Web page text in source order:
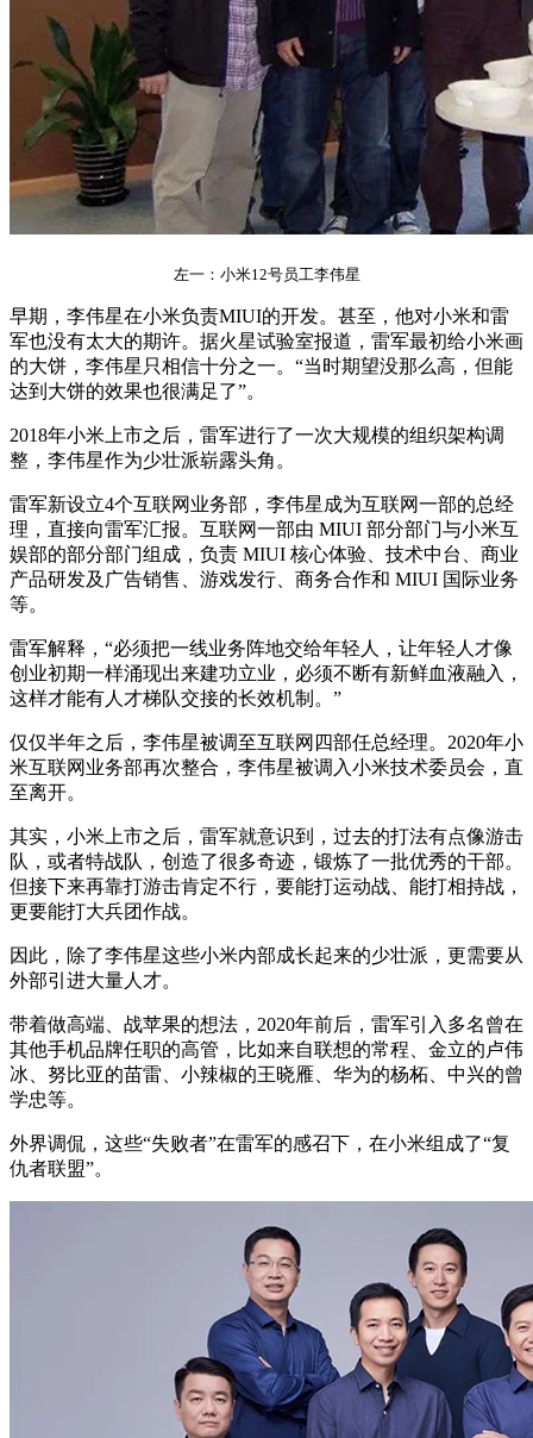
左一：小米12号员工李伟星
早期，李伟星在小米负责MIUI的开发。甚至，他对小米和雷
军也没有太大的期许。据火星试验室报道，雷军最初给小米画
的大饼，李伟星只相信十分之一。“当时期望没那么高，但能
达到大饼的效果也很满足了”。
2018年小米上市之后，雷军进行了一次大规模的组织架构调
整，李伟星作为少壮派崭露头角。
雷军新设立4个互联网业务部，李伟星成为互联网一部的总经
理，直接向雷军汇报。互联网一部由 MIUI 部分部门与小米互
娱部的部分部门组成，负责 MIUI 核心体验、技术中台、商业
产品研发及广告销售、游戏发行、商务合作和 MIUI 国际业务
等。
雷军解释，“必须把一线业务阵地交给年轻人，让年轻人才像
创业初期一样涌现出来建功立业，必须不断有新鲜血液融入，
这样才能有人才梯队交接的长效机制。”
仅仅半年之后，李伟星被调至互联网四部任总经理。2020年小
米互联网业务部再次整合，李伟星被调入小米技术委员会，直
至离开。
其实，小米上市之后，雷军就意识到，过去的打法有点像游击
队，或者特战队，创造了很多奇迹，锻炼了一批优秀的干部。
但接下来再靠打游击肯定不行，要能打运动战、能打相持战，
更要能打大兵团作战。
因此，除了李伟星这些小米内部成长起来的少壮派，更需要从
外部引进大量人才。
带着做高端、战苹果的想法，2020年前后，雷军引入多名曾在
其他手机品牌任职的高管，比如来自联想的常程、金立的卢伟
冰、努比亚的苗雷、小辣椒的王晓雁、华为的杨柘、中兴的曾
学忠等。
外界调侃，这些“失败者”在雷军的感召下，在小米组成了“复
仇者联盟”。